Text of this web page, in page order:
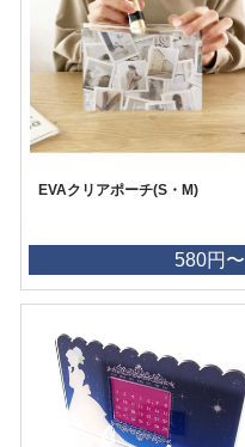
EVAクリアポーチ(S・M)
580円〜